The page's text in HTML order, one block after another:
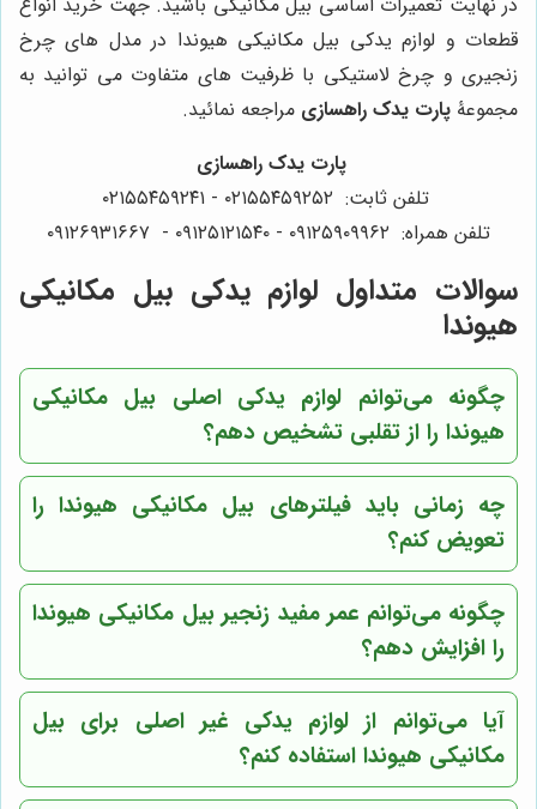
قطعات و لوازم یدکی بیل مکانیکی هیوندا در مدل های چرخ
زنجیری و چرخ لاستیکی با ظرفیت های متفاوت می توانید به
مجموعۀ پارت یدک راهسازی مراجعه نمائید.
پارت یدک راهسازی
تلفن ثابت: ۰۲۱۵۵۴۵۹۲۵۲ - ۰۲۱۵۵۴۵۹۲۴۱
تلفن همراه: ۰۹۱۲۵۹۰۹۹۶۲ -
۰۹۱۲۵۱۲۱۵۴۰‌‌‌ - ۰۹۱۲۶۹۳۱۶۶۷
سوالات متداول لوازم یدکی بیل مکانیکی
هیوندا
چگونه می‌توانم لوازم یدکی اصلی بیل مکانیکی
هیوندا را از تقلبی تشخیص دهم؟
چه زمانی باید فیلترهای بیل مکانیکی هیوندا را
تعویض کنم؟
چگونه می‌توانم عمر مفید زنجیر بیل مکانیکی هیوندا
را افزایش دهم؟
آیا می‌توانم از لوازم یدکی غیر اصلی برای بیل
مکانیکی هیوندا استفاده کنم؟